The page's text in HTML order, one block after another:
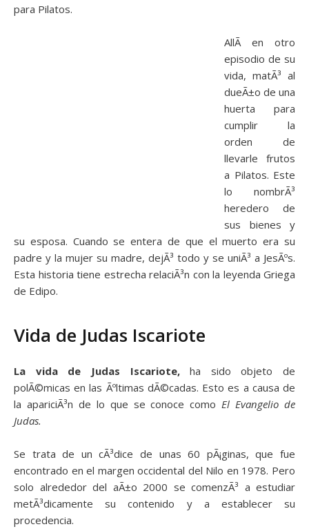
para Pilatos.
AllÃ­ en otro
episodio de su
vida, matÃ³ al
dueÃ±o de una
huerta para
cumplir la
orden de
llevarle frutos
a Pilatos. Este
lo nombrÃ³
heredero de
sus bienes y
su esposa. Cuando se entera de que el muerto era su
padre y la mujer su madre, dejÃ³ todo y se uniÃ³ a JesÃºs.
Esta historia tiene estrecha relaciÃ³n con la leyenda Griega
de Edipo.
Vida de Judas Iscariote
La vida de Judas Iscariote,ha sido objeto de
polÃ©micas en las Ãºltimas dÃ©cadas. Esto es a causa de
la apariciÃ³n de lo que se conoce comoEl Evangelio de
Judas.
Se trata de un cÃ³dice de unas 60 pÃ¡ginas, que fue
encontrado en el margen occidental del Nilo en 1978. Pero
solo alrededor del aÃ±o 2000 se comenzÃ³ a estudiar
metÃ³dicamente su contenido y a establecer su
procedencia.